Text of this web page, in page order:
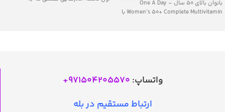
بانوان بالای ۵۰ سال – One A Day
Women’s 50+ Complete Multivitamin با
واتساپ: 971504205570
+
ارتباط مستقیم در بله